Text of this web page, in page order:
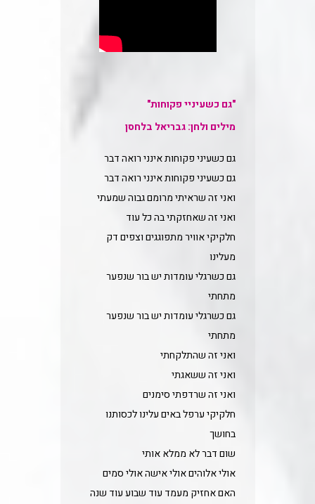
"גם כשעיניי פקוחות"
מילים ולחן: גבריאל בלחסן
גם כשעיני פקוחות אינני רואה דבר
גם כשעיני פקוחות אינני רואה דבר
ואני זה שראיתי מרומם גבוה שמעתי
ואני זה שאחזקתי בה כל עוד
חלקיקי אוויר מתפוגגים וצפים דק
מעלינו
גם כשרגלי עומדות יש בור שנפער
מתחתי
גם כשרגלי עומדות יש בור שנפער
מתחתי
ואני זה שהתלקחתי
ואני זה ששאגתי
ואני זה שרדפתי סימנים
חלקיקי ערפל באים עלינו לכסותנו
בחושך
שום דבר לא ממלא אותי
אולי אלוהים אולי אישה אולי סמים
האם אחזיק מעמד עוד שבוע עוד שנה